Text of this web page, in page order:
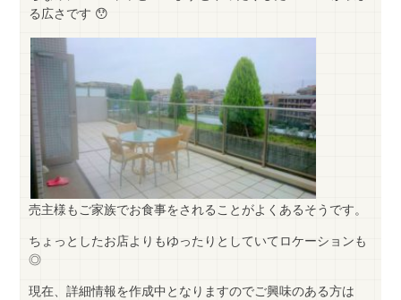
る広さです 😯
売主様もご家族でお食事をされることがよくあるそうです。
ちょっとしたお店よりもゆったりとしていてロケーションも
◎
現在、詳細情報を作成中となりますのでご興味のある方は